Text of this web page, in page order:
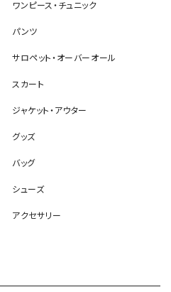
ワンピース・チュニック
パンツ
サロペット・オーバーオール
スカート
ジャケット・アウター
グッズ
バッグ
シューズ
アクセサリー